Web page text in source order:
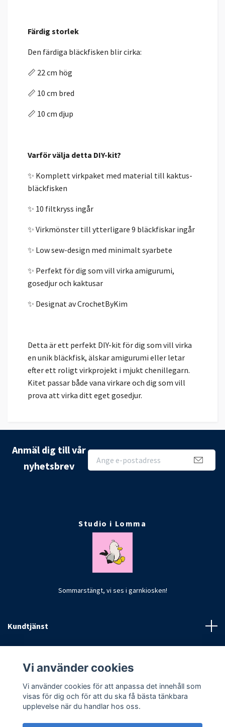
Färdig storlek
Den färdiga bläckfisken blir cirka:
📏 22 cm hög
📏 10 cm bred
📏 10 cm djup
Varför välja detta DIY-kit?
✨ Komplett virkpaket med material till kaktus-
bläckfisken
✨ 10 filtkryss ingår
✨ Virkmönster till ytterligare 9 bläckfiskar ingår
✨ Low sew-design med minimalt syarbete
✨ Perfekt för dig som vill virka amigurumi,
gosedjur och kaktusar
✨ Designat av CrochetByKim
Detta är ett perfekt DIY-kit för dig som vill virka
en unik bläckfisk, älskar amigurumi eller letar
efter ett roligt virkprojekt i mjukt chenillegarn.
Kitet passar både vana virkare och dig som vill
prova att virka ditt eget gosedjur.
Anmäl dig till vår
nyhetsbrev
Studio i Lomma
Sommarstängt, vi ses i garnkiosken!
Kundtjänst
Vi använder cookies
Vi använder cookies för att anpassa det innehåll som
visas för dig och för att du ska få bästa tänkbara
upplevelse när du handlar hos oss.